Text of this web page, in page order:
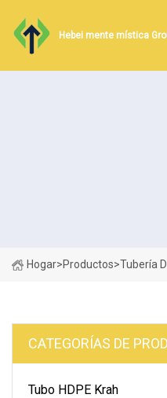
Hebei mente mística
Hogar>Productos>Tubería
CATEGORÍAS DE
Tubo HDPE Krah